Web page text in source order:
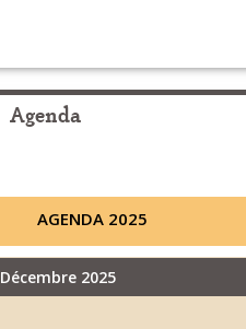
Agenda
AGENDA 2025
Décembre 2025